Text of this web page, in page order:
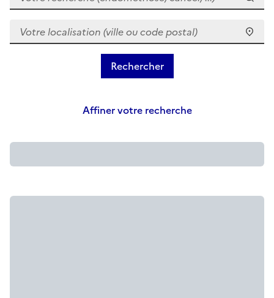
Votre localisation (ville ou code postal)
Affiner votre recherche